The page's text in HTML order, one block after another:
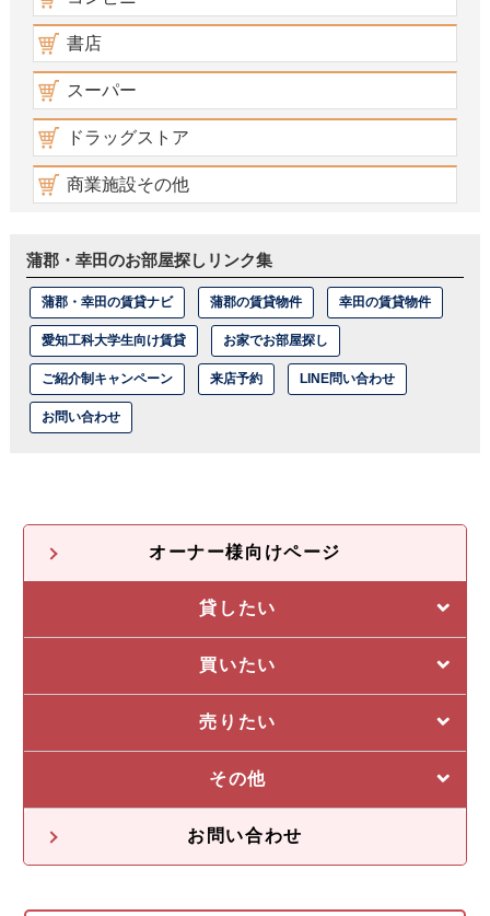
書店
スーパー
ドラッグストア
商業施設その他
蒲郡・幸田のお部屋探しリンク集
蒲郡・幸田の賃貸ナビ 蒲郡の賃貸物件 幸田の賃貸物件
愛知工科大学生向け賃貸 お家でお部屋探し
ご紹介制キャンペーン 来店予約 LINE問い合わせ
お問い合わせ
オーナー様向けページ
貸したい
選ばれる5つの理由
管理システム
買いたい
私たちの5つの強み
収益物件一覧
不動産投資の流れ
売りたい
売却に強い5つの理由
不動産無料査定
その他
オーナー様の声
お問い合わせ